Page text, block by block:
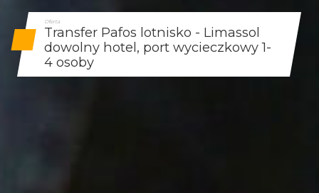
Oferta
Transfer Pafos lotnisko - Limassol
dowolny hotel, port wycieczkowy 1-
4 osoby